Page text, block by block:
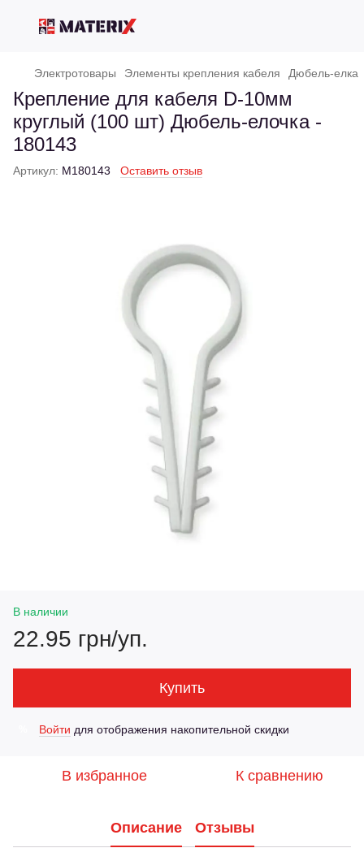
Электротовары Элементы крепления кабеля Дюбель-елка
Крепление для кабеля D-10мм
круглый (100 шт) Дюбель-елочка -
180143
Артикул: M180143 Оставить отзыв
В наличии
22.95 грн/уп.
Купить
Войти для отображения накопительной скидки
В избранное К сравнению
Описание Отзывы